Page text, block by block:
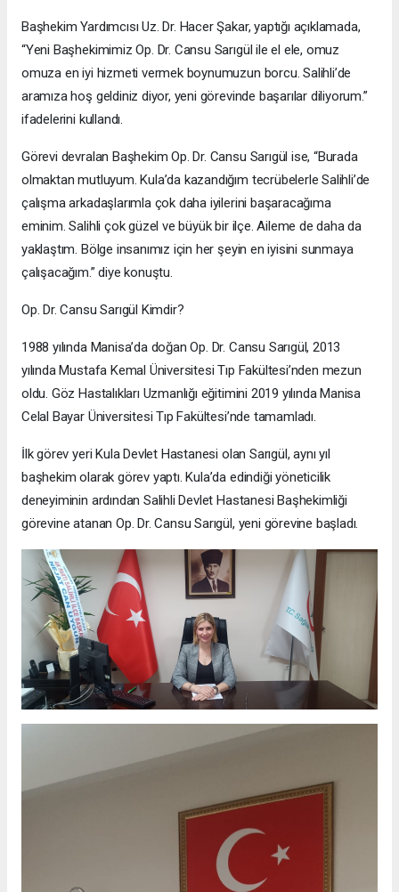
Başhekim Yardımcısı Uz. Dr. Hacer Şakar, yaptığı açıklamada,
“Yeni Başhekimimiz Op. Dr. Cansu Sarıgül ile el ele, omuz
omuza en iyi hizmeti vermek boynumuzun borcu. Salihli’de
aramıza hoş geldiniz diyor, yeni görevinde başarılar diliyorum.”
ifadelerini kullandı.
Görevi devralan Başhekim Op. Dr. Cansu Sarıgül ise, “Burada
olmaktan mutluyum. Kula’da kazandığım tecrübelerle Salihli’de
çalışma arkadaşlarımla çok daha iyilerini başaracağıma
eminim. Salihli çok güzel ve büyük bir ilçe. Aileme de daha da
yaklaştım. Bölge insanımız için her şeyin en iyisini sunmaya
çalışacağım.” diye konuştu.
Op. Dr. Cansu Sarıgül Kimdir?
1988 yılında Manisa’da doğan Op. Dr. Cansu Sarıgül, 2013
yılında Mustafa Kemal Üniversitesi Tıp Fakültesi’nden mezun
oldu. Göz Hastalıkları Uzmanlığı eğitimini 2019 yılında Manisa
Celal Bayar Üniversitesi Tıp Fakültesi’nde tamamladı.
İlk görev yeri Kula Devlet Hastanesi olan Sarıgül, aynı yıl
başhekim olarak görev yaptı. Kula’da edindiği yöneticilik
deneyiminin ardından Salihli Devlet Hastanesi Başhekimliği
görevine atanan Op. Dr. Cansu Sarıgül, yeni görevine başladı.